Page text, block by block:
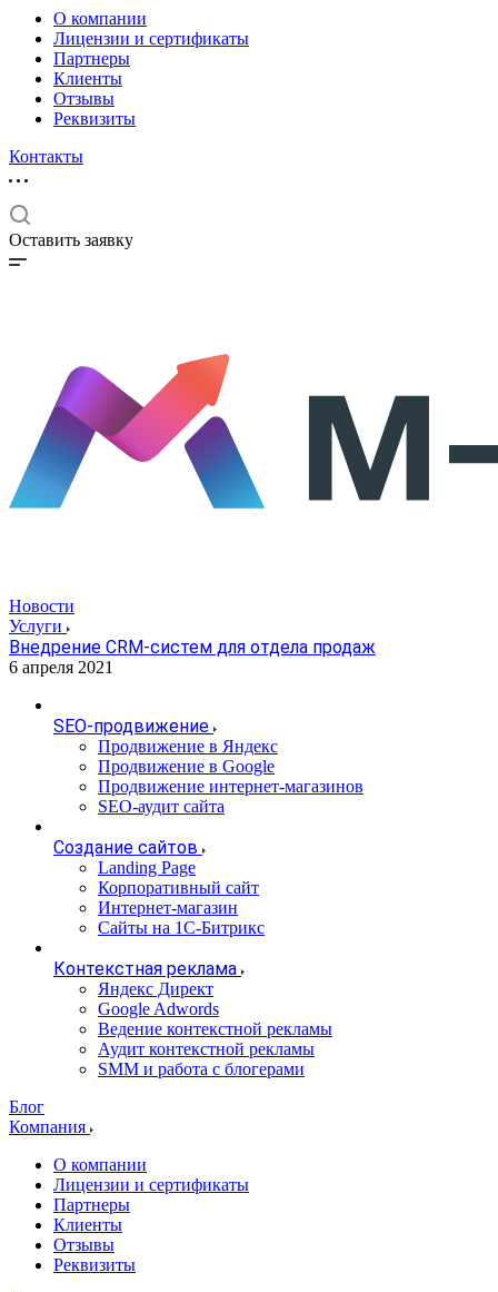
О компании
Лицензии и сертификаты
Партнеры
Клиенты
Отзывы
Реквизиты
Контакты
Оставить заявку
Новости
Услуги
Внедрение CRM-систем для отдела продаж
6 апреля 2021
SEO-продвижение
Продвижение в Яндекс
Продвижение в Google
Продвижение интернет-магазинов
SEO-аудит сайта
Создание сайтов
Landing Page
Корпоративный сайт
Интернет-магазин
Сайты на 1С-Битрикс
Контекстная реклама
Яндекс Директ
Google Adwords
Ведение контекстной рекламы
Аудит контекстной рекламы
SMM и работа с блогерами
Блог
Компания
О компании
Лицензии и сертификаты
Партнеры
Клиенты
Отзывы
Реквизиты